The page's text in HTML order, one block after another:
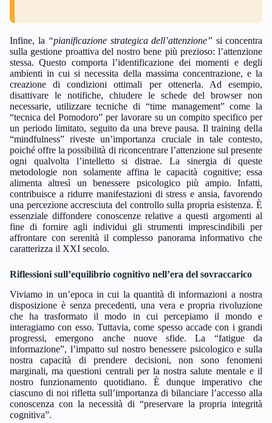
Infine, la “pianificazione strategica dell’attenzione” si concentra
sulla gestione proattiva del nostro bene più prezioso: l’attenzione
stessa. Questo comporta l’identificazione dei momenti e degli
ambienti in cui si necessita della massima concentrazione, e la
creazione di condizioni ottimali per ottenerla. Ad esempio,
disattivare le notifiche, chiudere le schede del browser non
necessarie, utilizzare tecniche di “time management” come la
“tecnica del Pomodoro” per lavorare su un compito specifico per
un periodo limitato, seguito da una breve pausa. Il training della
“mindfulness” riveste un’importanza cruciale in tale contesto,
poiché offre la possibilità di riconcentrare l’attenzione sul presente
ogni qualvolta l’intelletto si distrae. La sinergia di queste
metodologie non solamente affina le capacità cognitive; essa
alimenta altresì un benessere psicologico più ampio. Infatti,
contribuisce a ridurre manifestazioni di stress e ansia, favorendo
una percezione accresciuta del controllo sulla propria esistenza. È
essenziale diffondere conoscenze relative a questi argomenti al
fine di fornire agli individui gli strumenti imprescindibili per
affrontare con serenità il complesso panorama informativo che
caratterizza il XXI secolo.
Riflessioni sull’equilibrio cognitivo nell’era del sovraccarico
Viviamo in un’epoca in cui la quantità di informazioni a nostra
disposizione è senza precedenti, una vera e propria rivoluzione
che ha trasformato il modo in cui percepiamo il mondo e
interagiamo con esso. Tuttavia, come spesso accade con i grandi
progressi, emergono anche nuove sfide. La “fatigue da
informazione”, l’impatto sul nostro benessere psicologico e sulla
nostra capacità di prendere decisioni, non sono fenomeni
marginali, ma questioni centrali per la nostra salute mentale e il
nostro funzionamento quotidiano. È dunque imperativo che
ciascuno di noi rifletta sull’importanza di bilanciare l’accesso alla
conoscenza con la necessità di “preservare la propria integrità
cognitiva”.